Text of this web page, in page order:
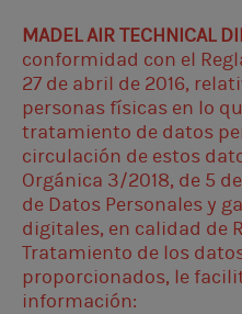
MADEL AIR TECHNICAL
conformidad con el
27 de abril de 2016,
personas físicas en lo
tratamiento de datos
circulación de estos
Orgánica 3/2018, de 5
de Datos Personales y
digitales, en calidad de
Tratamiento de los
proporcionados, le
información: